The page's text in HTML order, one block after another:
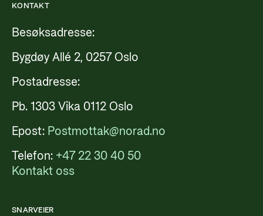
KONTAKT
Besøksadresse:
Bygdøy Allé 2, 0257 Oslo
Postadresse:
Pb. 1303 Vika 0112 Oslo
Epost: Postmottak@norad.no
Telefon: +47 22 30 40 50
Kontakt oss
SNARVEIER